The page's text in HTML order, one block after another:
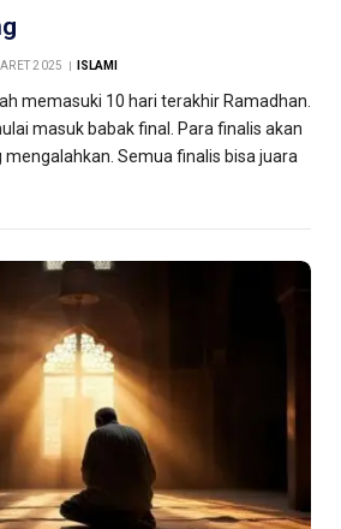
2025 ISLAMI
memasuki 10 hari terakhir Ramadhan.
masuk babak final. Para finalis akan
Semua finalis bisa juara